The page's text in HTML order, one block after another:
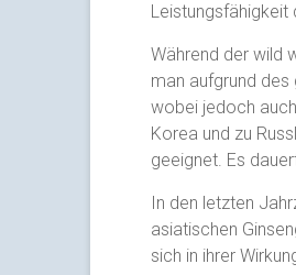
Leistungsfähigkeit
Während der wild
man aufgrund
wobei jedoch
Korea und zu
geeignet. Es
In den letzten
asiatischen
sich in ihrer